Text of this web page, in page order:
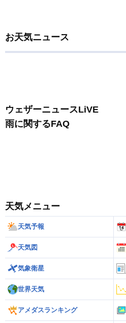
お天気ニュース
ウェザーニュースLiVE
雨に関するFAQ
天気メニュー
天気予報
天気図
気象衛星
世界天気
アメダスランキング